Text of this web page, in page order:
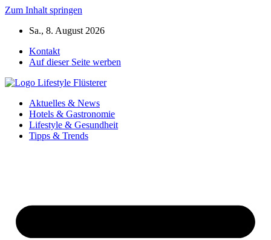
Zum Inhalt springen
Sa., 8. August 2026
Kontakt
Auf dieser Seite werben
Aktuelles & News
Hotels & Gastronomie
Lifestyle & Gesundheit
Tipps & Trends